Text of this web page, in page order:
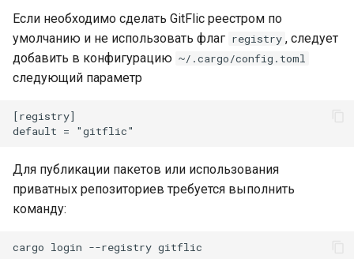
Методы для Файлов
Методы для CI/CD
Платформенная
как следующий уровень
через платформенный
контур
Если необходимо сделать GitFlic реестром по
умолчанию и не использовать флаг registry , следует
добавить в конфигурацию ~/.cargo/config.toml
следующий параметр
[registry]
Для публикации пакетов или использования
приватных репозиториев требуется выполнить
команду: